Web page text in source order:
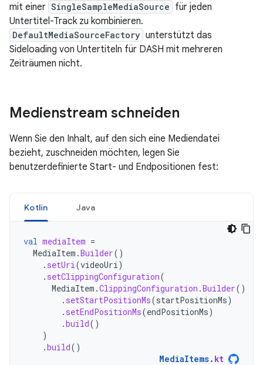
mit einer SingleSampleMediaSource für jeden
Untertitel-Track zu kombinieren.
DefaultMediaSourceFactory unterstützt das
Sideloading von Untertiteln für DASH mit mehreren
Zeiträumen nicht.
Medienstream schneiden
Wenn Sie den Inhalt, auf den sich eine Mediendatei
bezieht, zuschneiden möchten, legen Sie
benutzerdefinierte Start- und Endpositionen fest:
Kotlin Java
val mediaItem =
MediaItem .Builder()
. setUri(videoUri)
. setClippingConfiguration(
MediaItem .ClippingConfiguration .Builder()
. setStartPositionMs(startPositionMs)
. setEndPositionMs(endPositionMs)
.build()
)
.build()
MediaItems. kt